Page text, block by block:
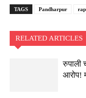
TAGS Pandharpur
RELATED ARTICLES
रुपाली
आरोप!